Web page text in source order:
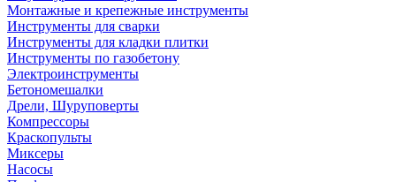
Монтажные и крепежные инструменты
Инструменты для сварки
Инструменты для кладки плитки
Инструменты по газобетону
Электроинструменты
Бетономешалки
Дрели, Шуруповерты
Компрессоры
Краскопульты
Миксеры
Насосы